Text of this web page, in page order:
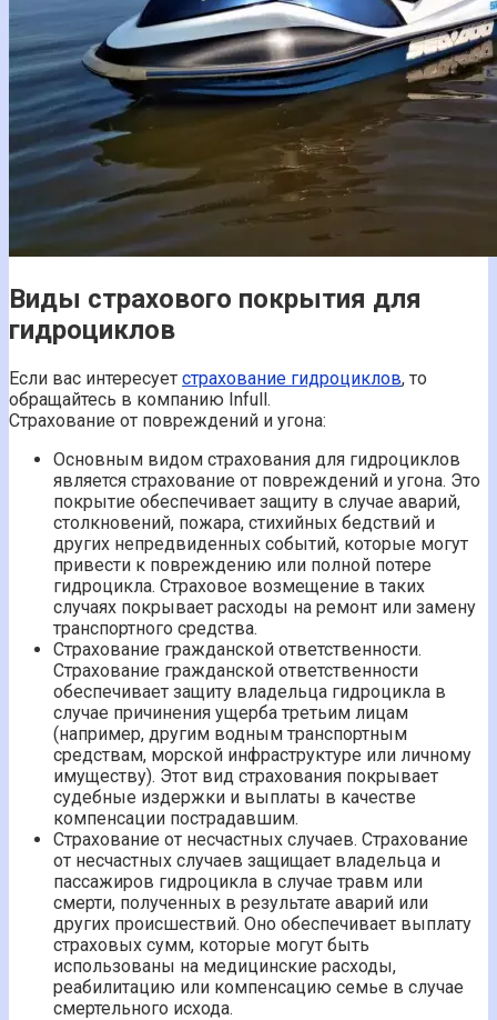
Виды страхового покрытия для
гидроциклов
Если вас интересует страхование гидроциклов, то
обращайтесь в компанию Infull.
Страхование от повреждений и угона:
Основным видом страхования для гидроциклов
является страхование от повреждений и угона. Это
покрытие обеспечивает защиту в случае аварий,
столкновений, пожара, стихийных бедствий и
других непредвиденных событий, которые могут
привести к повреждению или полной потере
гидроцикла. Страховое возмещение в таких
случаях покрывает расходы на ремонт или замену
транспортного средства.
Страхование гражданской ответственности.
Страхование гражданской ответственности
обеспечивает защиту владельца гидроцикла в
случае причинения ущерба третьим лицам
(например, другим водным транспортным
средствам, морской инфраструктуре или личному
имуществу). Этот вид страхования покрывает
судебные издержки и выплаты в качестве
компенсации пострадавшим.
Страхование от несчастных случаев. Страхование
от несчастных случаев защищает владельца и
пассажиров гидроцикла в случае травм или
смерти, полученных в результате аварий или
других происшествий. Оно обеспечивает выплату
страховых сумм, которые могут быть
использованы на медицинские расходы,
реабилитацию или компенсацию семье в случае
смертельного исхода.